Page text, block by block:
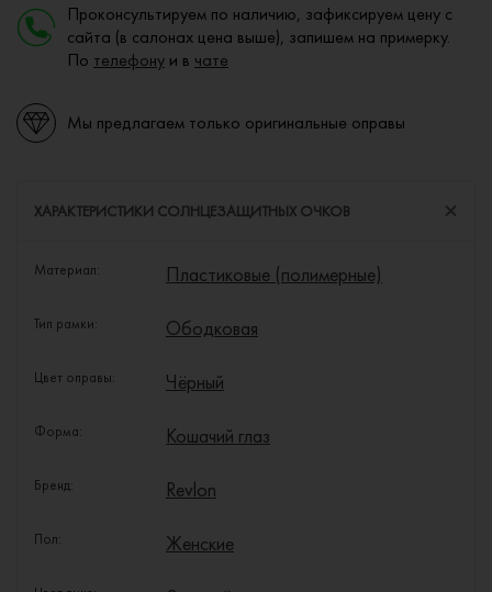
Проконсультируем по наличию, зафиксируем цену с
сайта (в салонах цена выше), запишем на примерку.
По телефону и в чате
Мы предлагаем только оригинальные оправы
ХАРАКТЕРИСТИКИ СОЛНЦЕЗАЩИТНЫХ ОЧКОВ
Материал: Пластиковые (полимерные)
Тип рамки: Ободковая
Цвет оправы: Чёрный
Форма: Кошачий глаз
Бренд: Revlon
Пол: Женские